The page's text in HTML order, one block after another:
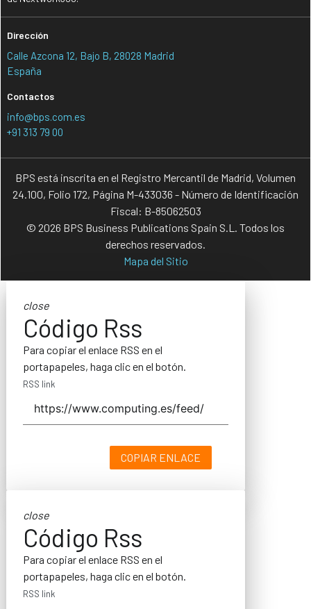
Dirección
Calle Azcona 12, Bajo B, 28028 Madrid
España
Contactos
info@bps.com.es
+91 313 79 00
BPS está inscrita en el Registro Mercantil de Madrid, Volumen
24.100, Folio 172, Página M-433036 - Número de Identificación
Fiscal: B-85062503
© 2026 BPS Business Publications Spain S.L. Todos los
derechos reservados.
Mapa del Sitio
close
Código Rss
Para copiar el enlace RSS en el
portapapeles, haga clic en el botón.
RSS link
COPIAR ENLACE
close
Código Rss
Para copiar el enlace RSS en el
portapapeles, haga clic en el botón.
RSS link